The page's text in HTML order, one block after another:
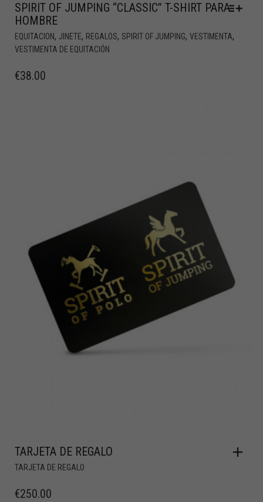
SPIRIT OF JUMPING “CLASSIC” T-SHIRT PARA
HOMBRE
EQUITACION, JINETE, REGALOS, SPIRIT OF JUMPING, VESTIMENTA,
VESTIMENTA DE EQUITACIÓN
€38.00
TARJETA DE REGALO
TARJETA DE REGALO
€250.00